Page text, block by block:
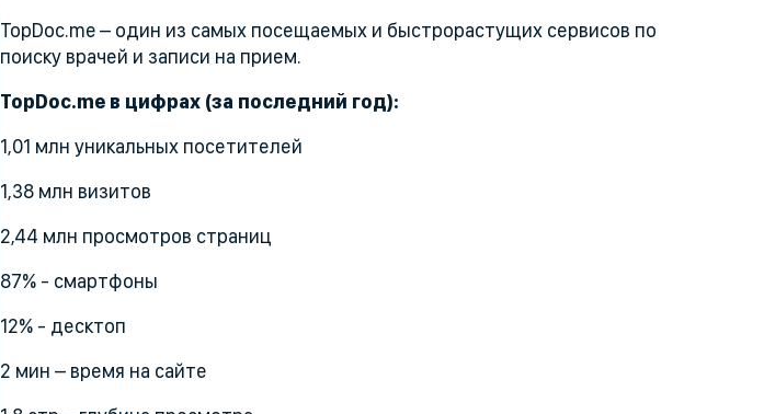
TopDoc.me – один из самых посещаемых и быстрорастущих сервисов по
поиску врачей и записи на прием.
TopDoc.me в цифрах (за последний год):
1,01 млн уникальных посетителей
1,38 млн визитов
2,44 млн просмотров страниц
87% - смартфоны
12% - десктоп
2 мин – время на сайте